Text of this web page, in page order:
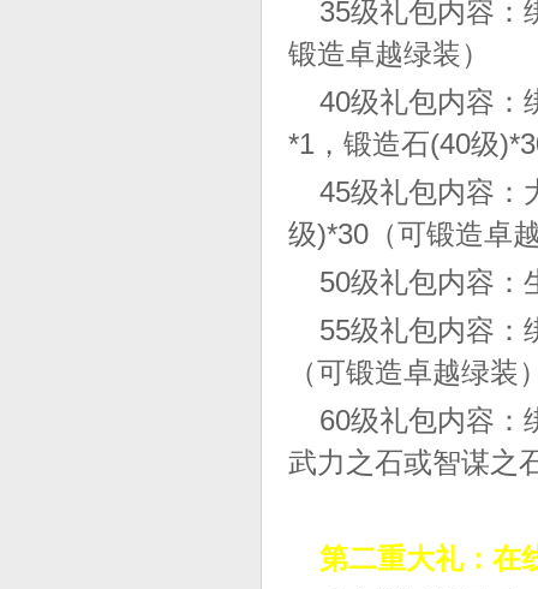
35级礼包内容：
锻造卓越绿装）
40级礼包内容：
*1，锻造石(40级
45级礼包内容：
级)*30（可锻造卓
50级礼包内容：
55级礼包内容：
（可锻造卓越绿装
60级礼包内容：
武力之石或智谋之
第二重大礼：在